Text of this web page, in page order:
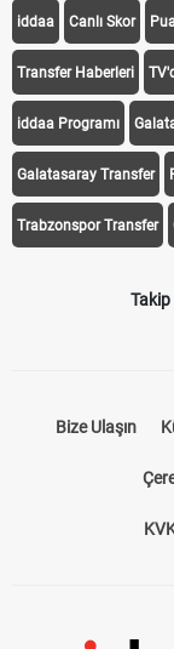
iddaa Canlı Skor
Transfer Haberleri
iddaa Programı
Galatasaray Transfer
Trabzonspor Transfer
Takip
Bize Ulaşın